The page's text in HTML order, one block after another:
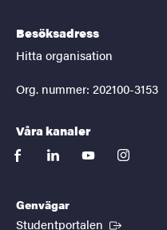
Besöksadress
Hitta organisation
Org. nummer: 202100-3153
Våra kanaler
facebooklinkedinyoutubeinstagram
Genvägar
Studentportalen (Extern länk)